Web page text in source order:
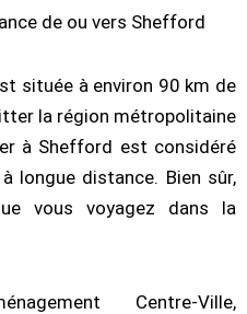
de ou vers Shefford
située à environ 90 km de
la région métropolitaine
à Shefford est considéré
longue distance. Bien sûr,
vous voyagez dans la
Centre-Ville,